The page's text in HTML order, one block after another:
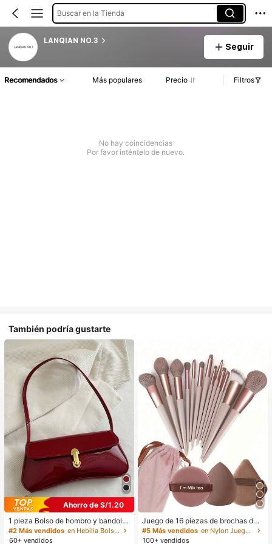
Buscar en la Tienda
LANQIAN NO.3
Seguir
Recomendados Más populares Precio Filtros
No hay coincidencias
Por favor inténtelo de nuevo.
También podría gustarte
Ahorro de S/1.20
1 pieza Bolso de hombro y bandoler
a de cuero sintético aceitado retro
para mujer, adecuado para citas, sa
#2 Más vendidos
en Hebilla Bolsos De Hombro De Mujer
60+ vendidos
Juego de 16 piezas de brochas de
maquillaje que incluye 13 brochas
de maquillaje, 1 esponja de maquill
#5 Más vendidos
en Nylon Juegos De Pinceles
100+ vendidos